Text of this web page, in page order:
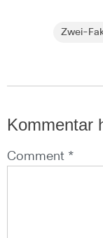
Zwei-
Kommentar
Comment *